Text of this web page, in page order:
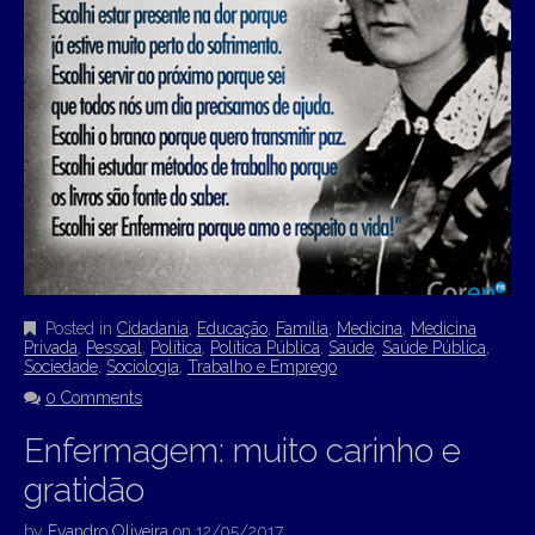
Posted in Cidadania Educação Família Medicina
Medicina
Privada
Pessoal Política Política Pública Saúde Saúde Pública
Sociedade Sociologia Trabalho e Emprego
0 Comments
Enfermagem: muito carinho e
gratidão
by Evandro Oliveira on 12/05/2017